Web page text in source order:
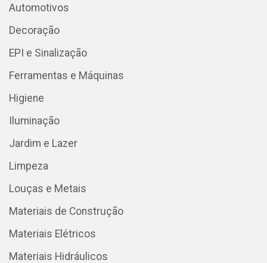
Automotivos
Decoração
EPI e Sinalização
Ferramentas e Máquinas
Higiene
Iluminação
Jardim e Lazer
Limpeza
Louças e Metais
Materiais de Construção
Materiais Elétricos
Materiais Hidráulicos